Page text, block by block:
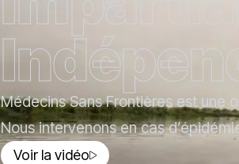
Médecins Sans Frontières est une
Nous intervenons en cas
Voir la vidéo